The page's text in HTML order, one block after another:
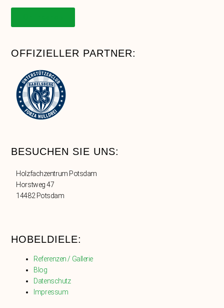
OFFIZIELLER PARTNER:
BESUCHEN SIE UNS:
Holzfachzentrum Potsdam
Horstweg 47
14482 Potsdam
HOBELDIELE:
Referenzen / Gallerie
Blog
Datenschutz
Impressum